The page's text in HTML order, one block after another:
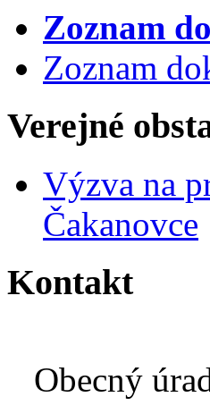
Zoznam
Zoznam
Verejné
Výzva na
Čakanovce
Kontakt
Obecný